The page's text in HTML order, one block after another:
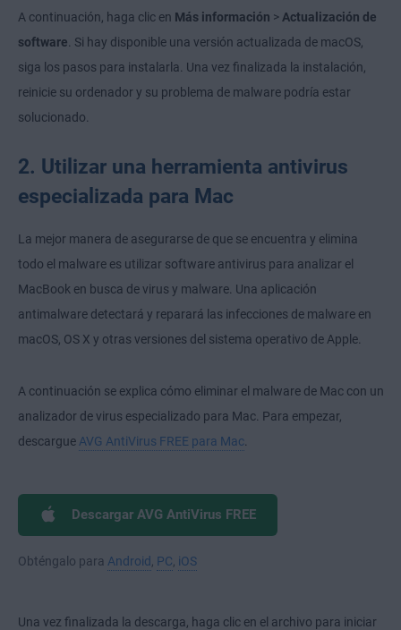
A continuación, haga clic en Más información > Actualización de
software . Si hay disponible una versión actualizada de macOS,
siga los pasos para instalarla. Una vez finalizada la instalación,
reinicie su ordenador y su problema de malware podría estar
solucionado.
2. Utilizar una herramienta antivirus
especializada para Mac
La mejor manera de asegurarse de que se encuentra y elimina
todo el malware es utilizar software antivirus para analizar el
MacBook en busca de virus y malware. Una aplicación
antimalware detectará y reparará las infecciones de malware en
macOS, OS X y otras versiones del sistema operativo de Apple.
A continuación se explica cómo eliminar el malware de Mac con un
analizador de virus especializado para Mac. Para empezar,
descargue AVG AntiVirus FREE para Mac
Descargar AVG AntiVirus FREE
Obténgalo para Android PC iOS
Una vez finalizada la descarga, haga clic en el archivo para iniciar